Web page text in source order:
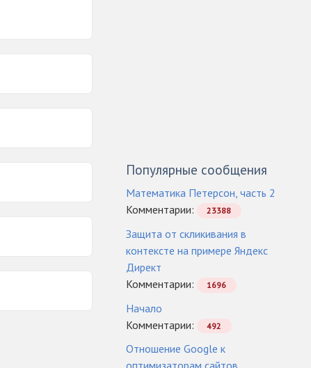
Популярные сообщения
Математика Петерсон, часть 2
Комментарии:
23388
Защита от скликивания в
контексте на примере Яндекс
Директ
Комментарии:
1696
Начало
Комментарии:
492
Отношение Google к